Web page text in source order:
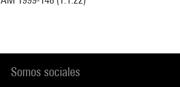
Somos sociales